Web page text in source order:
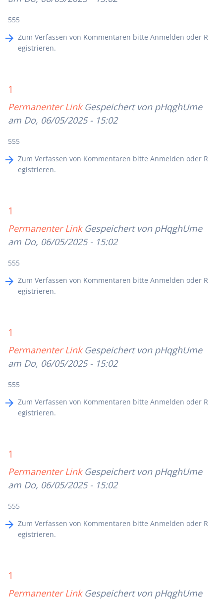
555
Zum Verfassen von Kommentaren bitte Anmelden oder R
egistrieren.
1
Permanenter Link Gespeichert von pHqghUme
am Do, 06/05/2025 - 15:02
555
Zum Verfassen von Kommentaren bitte Anmelden oder R
egistrieren.
1
Permanenter Link Gespeichert von pHqghUme
am Do, 06/05/2025 - 15:02
555
Zum Verfassen von Kommentaren bitte Anmelden oder R
egistrieren.
1
Permanenter Link Gespeichert von pHqghUme
am Do, 06/05/2025 - 15:02
555
Zum Verfassen von Kommentaren bitte Anmelden oder R
egistrieren.
1
Permanenter Link Gespeichert von pHqghUme
am Do, 06/05/2025 - 15:02
555
Zum Verfassen von Kommentaren bitte Anmelden oder R
egistrieren.
1
Permanenter Link Gespeichert von pHqghUme